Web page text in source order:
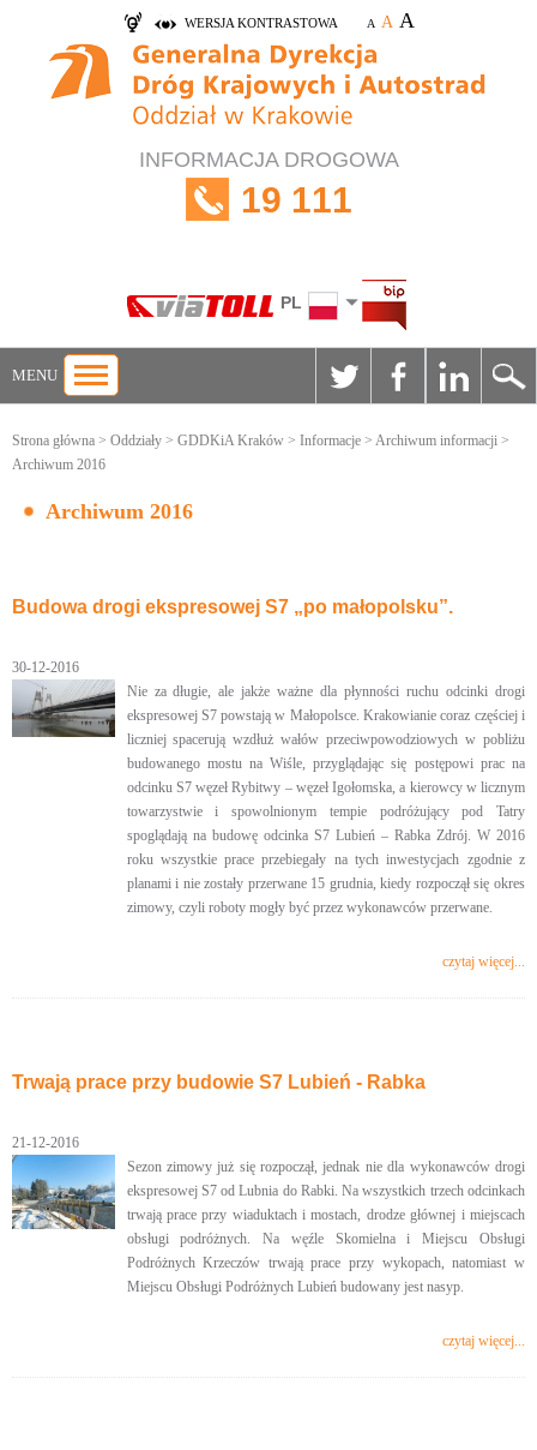
WERSJA KONTRASTOWA A A A
INFORMACJA DROGOWA
19 111
PL
MENU
Strona główna > Oddziały > GDDKiA Kraków > Informacje > Archiwum informacji >
Archiwum 2016
Archiwum 2016
Budowa drogi ekspresowej S7 „po małopolsku”.
30-12-2016
Nie za długie, ale jakże ważne dla płynności ruchu odcinki drogi
ekspresowej S7 powstają w Małopolsce. Krakowianie coraz częściej i
liczniej spacerują wzdłuż wałów przeciwpowodziowych w pobliżu
budowanego mostu na Wiśle, przyglądając się postępowi prac na
odcinku S7 węzeł Rybitwy – węzeł Igołomska, a kierowcy w licznym
towarzystwie i spowolnionym tempie podróżujący pod Tatry
spoglądają na budowę odcinka S7 Lubień – Rabka Zdrój. W 2016
roku wszystkie prace przebiegały na tych inwestycjach zgodnie z
planami i nie zostały przerwane 15 grudnia, kiedy rozpoczął się okres
zimowy, czyli roboty mogły być przez wykonawców przerwane.
czytaj więcej...
Trwają prace przy budowie S7 Lubień - Rabka
21-12-2016
Sezon zimowy już się rozpoczął, jednak nie dla wykonawców drogi
ekspresowej S7 od Lubnia do Rabki. Na wszystkich trzech odcinkach
trwają prace przy wiaduktach i mostach, drodze głównej i miejscach
obsługi podróżnych. Na węźle Skomielna i Miejscu Obsługi
Podróżnych Krzeczów trwają prace przy wykopach, natomiast w
Miejscu Obsługi Podróżnych Lubień budowany jest nasyp.
czytaj więcej...